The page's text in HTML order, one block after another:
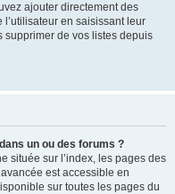
ajouter directement des
en saisissant leur
supprimer de vos listes depuis
un ou des forums ?
située sur l’index, les pages des
est accessible en
sur toutes les pages du